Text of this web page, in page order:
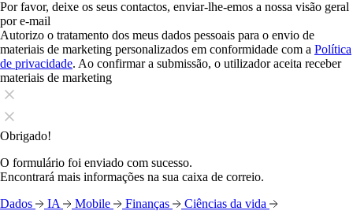
Por favor, deixe os seus contactos, enviar-lhe-emos a nossa visão geral
por e-mail
Autorizo o tratamento dos meus dados pessoais para o envio de
materiais de marketing personalizados em conformidade com a Política
de privacidade. Ao confirmar a submissão, o utilizador aceita receber
materiais de marketing
Obrigado!
O formulário foi enviado com sucesso.
Encontrará mais informações na sua caixa de correio.
Dados
IA Mobile Finanças Ciências da vida